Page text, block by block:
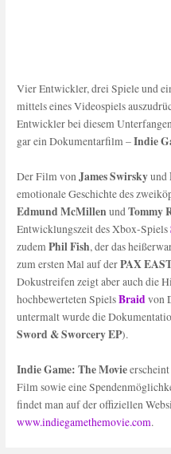
Vier Entwickler, drei Spiele und
mittels eines Videospiels
Entwickler bei diesem
gar ein Dokumentarfilm –Indie
Der Film vonJames Swirskyund
emotionale Geschichte des
Edmund McMillen undTommy
Entwicklungszeit des Xbox-Spiels
zudemPhil Fish, der das
zum ersten Mal auf derPAX
Dokustreifen zeigt aber auch die
hochbewerteten SpielsBraidvon
untermalt wurde die
Sword & Sworcery EP).
Indie Game: The Movie
Film sowie eine
findet man auf der offiziellen
www.indiegamethemovie.com.